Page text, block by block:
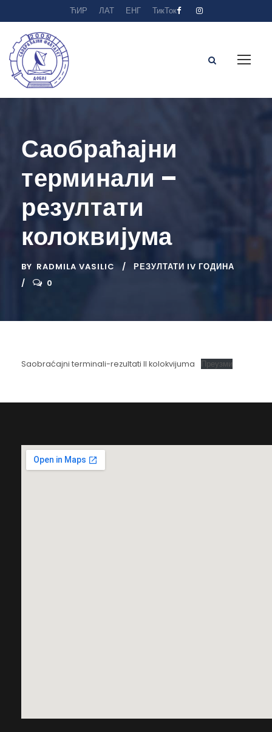
ЋИР ЛАТ ЕНГ ТикТок
Саобраћајни
терминали –
резултати
колоквијума
BY RADMILA VASILIC
РЕЗУЛТАТИ IV ГОДИНА
0
Saobraćajni terminali-rezultati II kolokvijuma Преузми